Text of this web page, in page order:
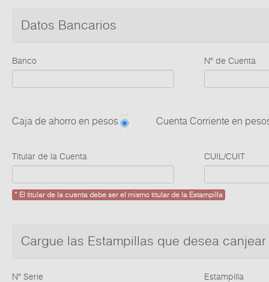
Datos Bancarios
Banco Nº de Cuenta
Caja de ahorro en pesos Cuenta Corriente en
Titular de la Cuenta CUIL/CUIT
* El titular de la cuenta debe ser el mismo titular de la Estampilla
Cargue las Estampillas que desea canjear
Nº Serie Estampilla